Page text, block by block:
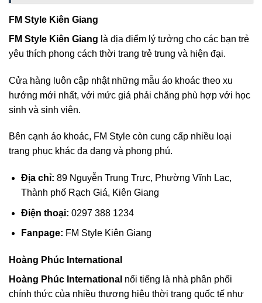
FM Style Kiên Giang
FM Style Kiên Giang là địa điểm lý tưởng cho các bạn trẻ
yêu thích phong cách thời trang trẻ trung và hiện đại.
Cửa hàng luôn cập nhật những mẫu áo khoác theo xu
hướng mới nhất, với mức giá phải chăng phù hợp với học
sinh và sinh viên.
Bên cạnh áo khoác, FM Style còn cung cấp nhiều loại
trang phục khác đa dạng và phong phú.
Địa chỉ: 89 Nguyễn Trung Trực, Phường Vĩnh Lạc,
Thành phố Rạch Giá, Kiên Giang
Điện thoại: 0297 388 1234
Fanpage: FM Style Kiên Giang
Hoàng Phúc International
Hoàng Phúc International nổi tiếng là nhà phân phối
chính thức của nhiều thương hiệu thời trang quốc tế như